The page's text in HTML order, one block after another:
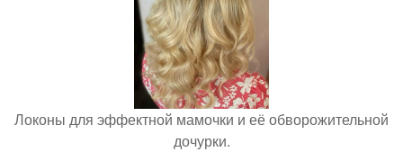
Локоны для эффектной мамочки и её обворожительной
дочурки.